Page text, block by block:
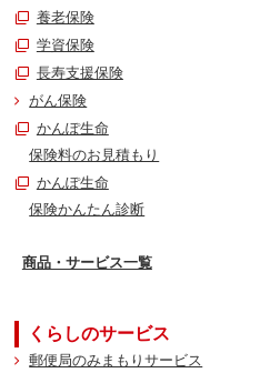
養老保険
学資保険
長寿支援保険
がん保険
かんぽ生命
保険料のお見積もり
かんぽ生命
保険かんたん診断
商品・サービス一覧
くらしのサービス
郵便局のみまもりサービス